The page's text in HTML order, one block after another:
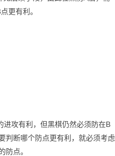
更有利。
进攻有利，但黑棋仍然必须防在B
判断哪个防点更有利，就必须考虑
防点。